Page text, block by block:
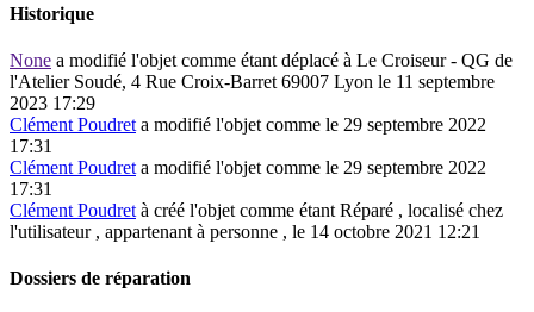
Historique
None a modifié l'objet comme étant déplacé à Le Croiseur - QG de
l'Atelier Soudé, 4 Rue Croix-Barret 69007 Lyon le 11 septembre
2023 17:29
Clément Poudret a modifié l'objet comme le 29 septembre 2022
17:31
Clément Poudret a modifié l'objet comme le 29 septembre 2022
17:31
Clément Poudret à créé l'objet comme étant Réparé , localisé chez
l'utilisateur , appartenant à personne , le 14 octobre 2021 12:21
Dossiers de réparation